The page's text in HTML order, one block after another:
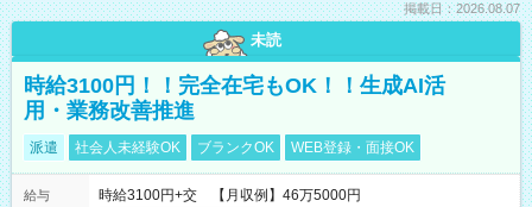
掲載日：2026.08.07
未読
時給3100円！！完全在宅もOK！！生成AI活
用・業務改善推進
派遣 社会人未経験OK ブランクOK WEB登録・面接OK
給与
時給3100円+交 【月収例】46万5000円